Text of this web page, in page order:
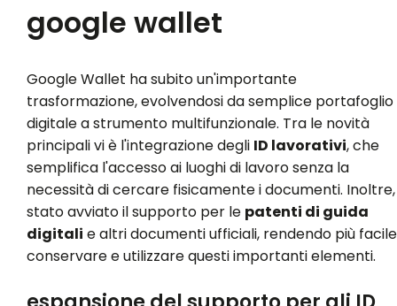
google wallet
Google Wallet ha subito un'importante
trasformazione, evolvendosi da semplice portafoglio
digitale a strumento multifunzionale. Tra le novità
principali vi è l'integrazione degli ID lavorativi, che
semplifica l'accesso ai luoghi di lavoro senza la
necessità di cercare fisicamente i documenti.
stato avviato il supporto per le patenti di guida
digitali e altri documenti ufficiali, rendendo più facile
conservare e utilizzare questi importanti elementi.